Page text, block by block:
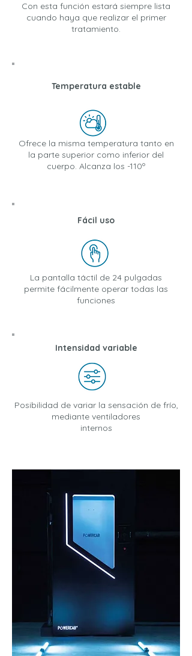
Con esta función estará siempre lista
cuando haya que realizar el primer
tratamiento.
Temperatura estable
Ofrece la misma temperatura tanto en
la parte superior como inferior del
cuerpo. Alcanza los -110º
Fácil uso
La pantalla táctil de 24 pulgadas
permite fácilmente operar todas las
funciones
Intensidad variable
Posibilidad de variar la sensación de frío,
mediante ventiladores
internos